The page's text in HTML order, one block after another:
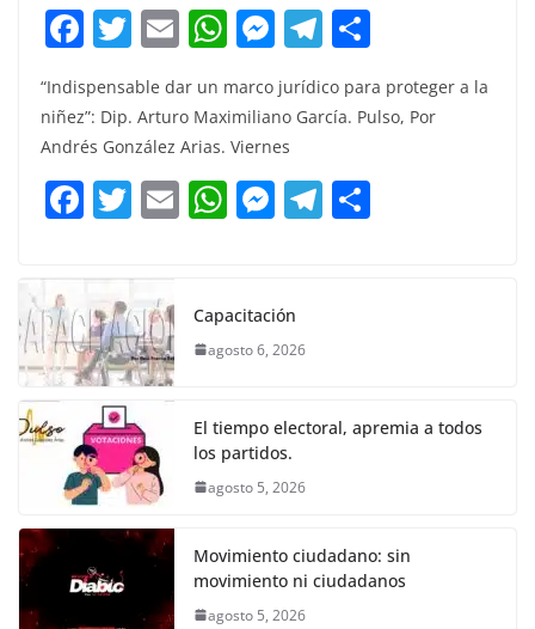
F
c
e
b
o
k
T
w
itt
er
E
ai
l
W
at
s
A
p
M
e
ss
e
n
g
T
e
a
m
m
“Indispensable dar un marco jurídico para proteger a la
niñez”: Dip. Arturo Maximiliano García. Pulso, Por
Andrés González Arias. Viernes
F
c
e
b
o
o
k
T
itt
er
E W
s
A
p
M
e
n
er
T
Capacitación
agosto 6, 2026
El tiempo electoral, apremia a todos
los partidos.
agosto 5, 2026
Movimiento ciudadano: sin
movimiento ni ciudadanos
agosto 5, 2026